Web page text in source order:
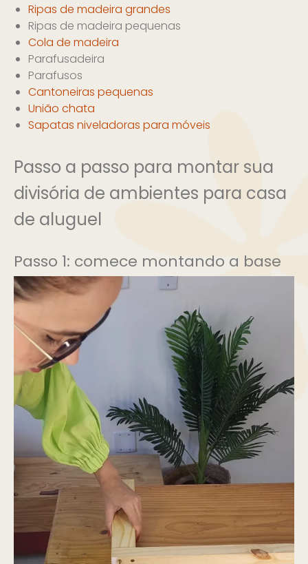
Ripas de madeira grandes
Ripas de madeira pequenas
Cola de madeira
Parafusadeira
Parafusos
Cantoneiras pequenas
União chata
Sapatas niveladoras para móveis
Passo a passo para montar sua
divisória de ambientes para casa
de aluguel
Passo 1: comece montando a base